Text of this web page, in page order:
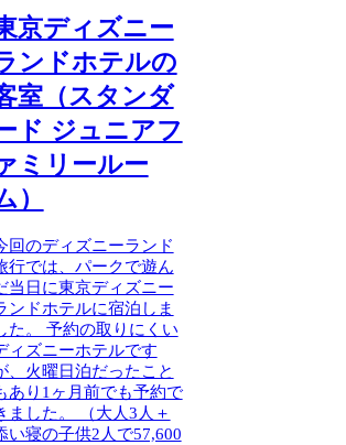
京ディズニー
ンドホテルの
室（スタンダ
ド ジュニアフ
ミリールー
）
回のディズニーランド
行では、パークで遊ん
当日に東京ディズニー
ンドホテルに宿泊しま
た。 予約の取りにくい
ィズニーホテルです
、火曜日泊だったこと
あり1ヶ月前でも予約で
ました。 （大人3人＋
い寝の子供2人で57,600